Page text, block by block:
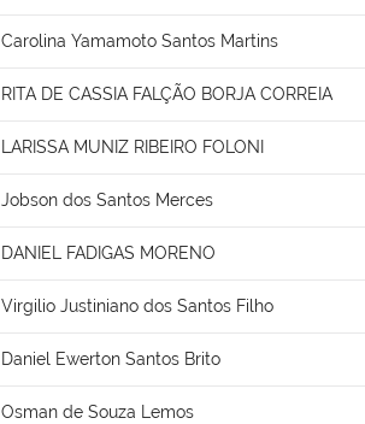
Carolina Yamamoto Santos Martins
RITA DE CASSIA FALÇÃO BORJA CORREIA
LARISSA MUNIZ RIBEIRO FOLONI
Jobson dos Santos Merces
DANIEL FADIGAS MORENO
Virgilio Justiniano dos Santos Filho
Daniel Ewerton Santos Brito
Osman de Souza Lemos